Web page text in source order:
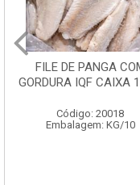
FILE DE PANGA
APARADO PACOTE
Código: 20019
Embalagem: KG/